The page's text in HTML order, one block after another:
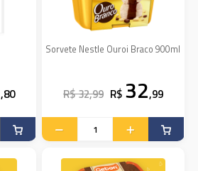
,80
Sorvete Nestle Ouroi Braco 900ml
R$ 32,99 R$ 32,99